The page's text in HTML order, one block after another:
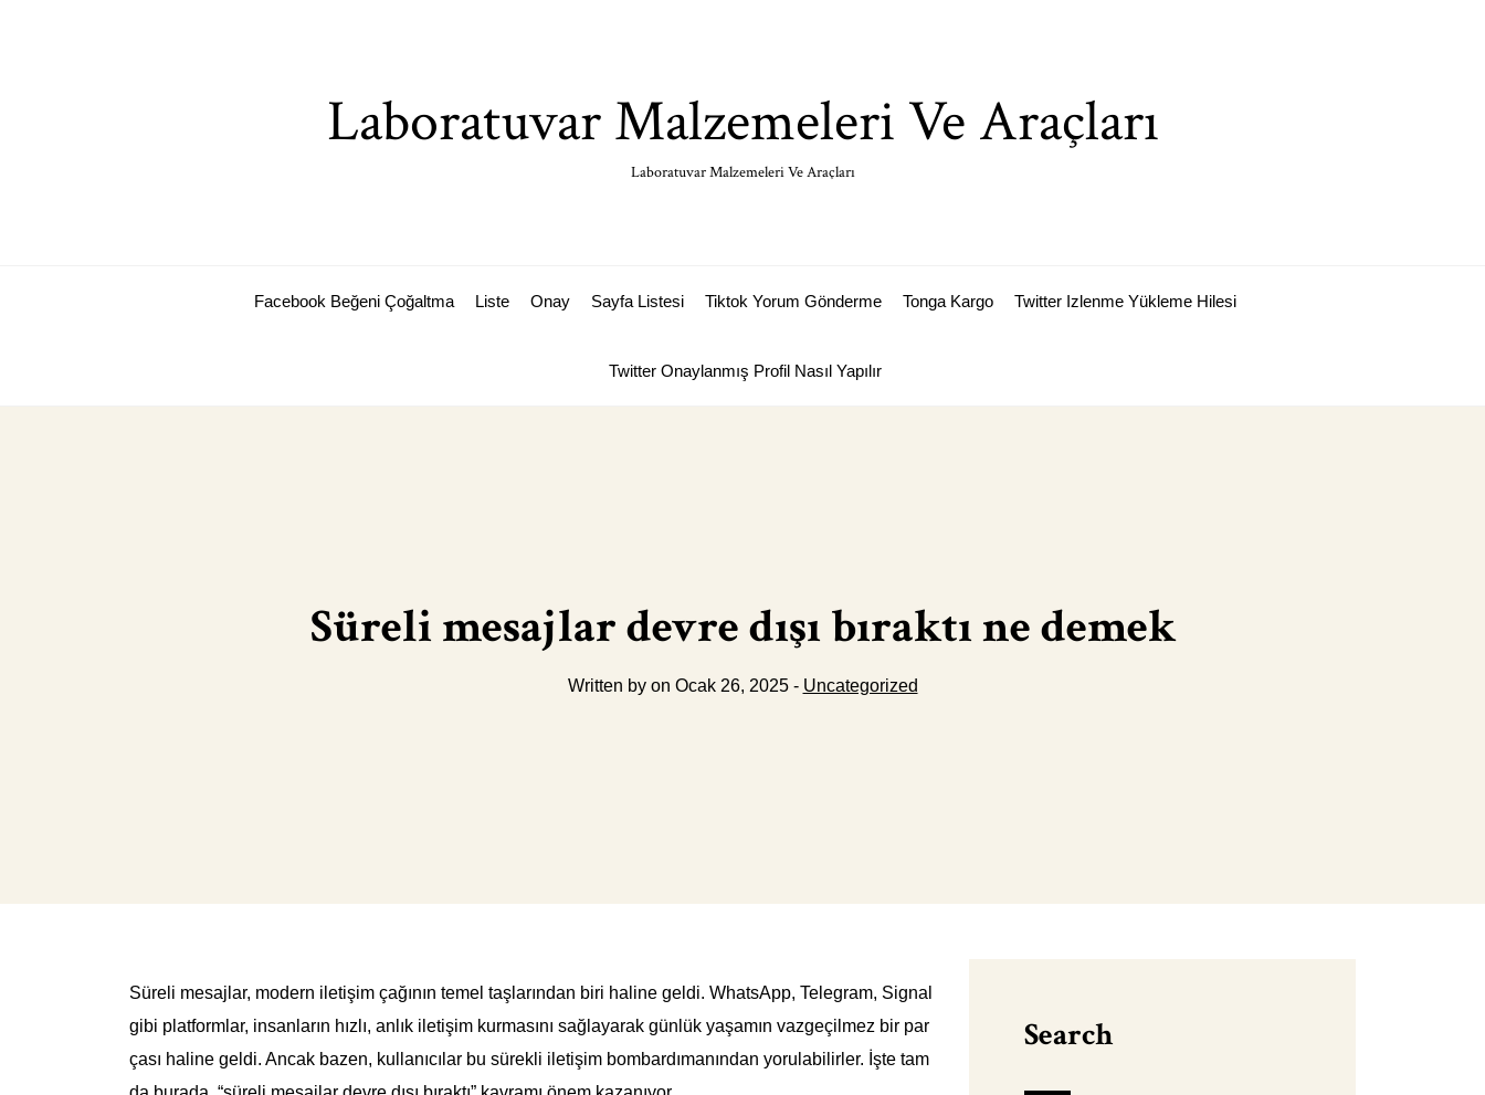
Laboratuvar Malzemeleri Ve Araçları
Laboratuvar Malzemeleri Ve Araçları
Facebook Beğeni Çoğaltma Liste Onay Sayfa Listesi Tiktok Yorum Gönderme Tonga Kargo Twitter Izlenme Yükleme Hilesi
Twitter Onaylanmış Profil Nasıl Yapılır
Süreli mesajlar devre dışı bıraktı ne demek
Written by on Ocak 26, 2025 - Uncategorized
Süreli mesajlar, modern iletişim çağının temel taşlarından biri haline geldi. WhatsApp, Telegram, Signal
gibi platformlar, insanların hızlı, anlık iletişim kurmasını sağlayarak günlük yaşamın vazgeçilmez bir par
çası haline geldi. Ancak bazen, kullanıcılar bu sürekli iletişim bombardımanından yorulabilirler. İşte tam
Search